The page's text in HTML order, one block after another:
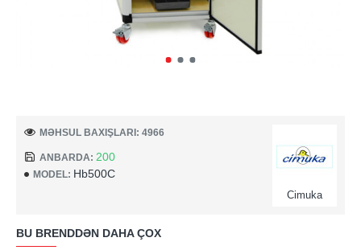
ANBARDA: 200
MODEL: Hb500C
Cimuka
MƏHSUL BAXIŞLARI: 4966
BU BRENDDƏN DAHA ÇOX